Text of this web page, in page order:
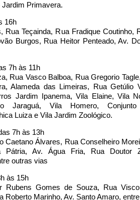
Primavera.
16h
Rua Teçainda, Rua Fradique Coutinho,
Burgos, Rua Heitor Penteado, Av.
7h às 11h
Rua Vasco Balboa, Rua Gregorio
Alameda das Limeiras, Rua Getúlio
Jardim Ipanema, Vila Elaine, Vila
Jaraguá, Vila Homero, Conjunto
Luiza e Vila Jardim Zoológico.
7h às 13h
Caetano Álvares, Rua Conselheiro
Pátria, Av. Água Fria, Rua Doutor
outras vias
às 15h
Rubens Gomes de Souza, Rua
Roberto Marinho, Av. Santo Amaro,